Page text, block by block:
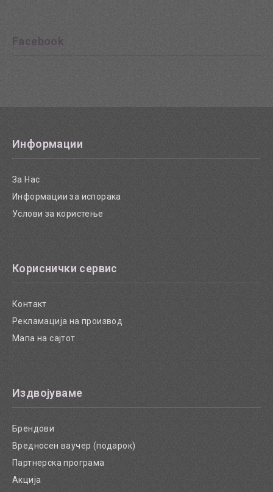
Facebook
Информации
За Нас
Информации за испорака
Услови за користење
Кориснички сервис
Контакт
Рекламација на производ
Мапа на сајтот
Издвојуваме
Брендови
Вредносен ваучер (подарок)
Партнерска програма
Акција